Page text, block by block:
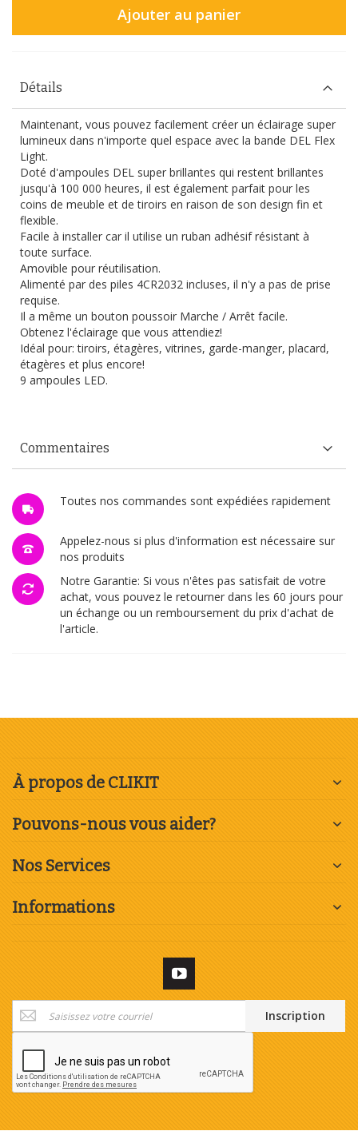
Ajouter au panier
Toutes nos commandes sont expédiées rapidement
Appelez-nous si plus d'information est nécessaire sur
nos produits
Notre Garantie: Si vous n'êtes pas satisfait de votre
achat, vous pouvez le retourner dans les 60 jours pour
un échange ou un remboursement du prix d'achat de
l'article.
Détails
Maintenant, vous pouvez facilement créer un éclairage super
lumineux dans n'importe quel espace avec la bande DEL Flex
Light.
Doté d'ampoules DEL super brillantes qui restent brillantes
jusqu'à 100 000 heures, il est également parfait pour les
coins de meuble et de tiroirs en raison de son design fin et
flexible.
Facile à installer car il utilise un ruban adhésif résistant à
toute surface.
Amovible pour réutilisation.
Alimenté par des piles 4CR2032 incluses, il n'y a pas de prise
requise.
Il a même un bouton poussoir Marche / Arrêt facile.
Obtenez l'éclairage que vous attendiez!
Idéal pour: tiroirs, étagères, vitrines, garde-manger, placard,
étagères et plus encore!
9 ampoules LED.
Commentaires
À propos de CLIKIT
Pouvons-nous vous aider?
Nos Services
Informations
Inscription
notre
newsletter
Inscription